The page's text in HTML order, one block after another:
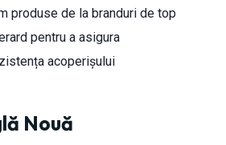
produse de la branduri de top
pentru a asigura
acoperișului
Nouă